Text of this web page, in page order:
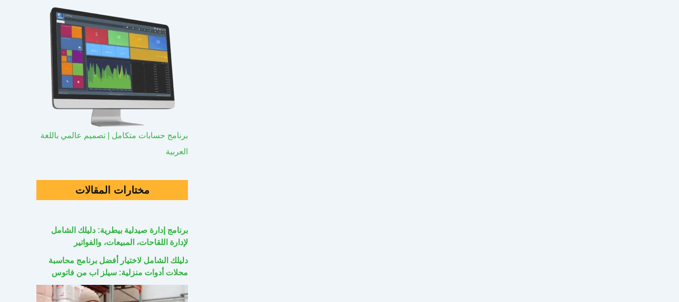
برنامج حسابات متكامل | تصميم عالمي باللغة
العربية
مختارات المقالات
برنامج إدارة صيدلية بيطرية: دليلك الشامل
لإدارة اللقاحات، المبيعات، والفواتير
دليلك الشامل لاختيار أفضل برنامج محاسبة
محلات أدوات منزلية: سيلز اب من فاتوس